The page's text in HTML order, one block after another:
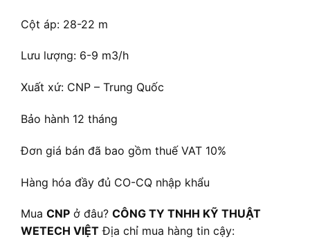
Cột áp: 28-22 m
Lưu lượng: 6-9 m3/h
Xuất xứ: CNP – Trung Quốc
Bảo hành 12 tháng
Đơn giá bán đã bao gồm thuế VAT 10%
Hàng hóa đầy đủ CO-CQ nhập khẩu
Mua CNP ở đâu? CÔNG TY TNHH KỸ THUẬT
WETECH VIỆT Địa chỉ mua hàng tin cậy: